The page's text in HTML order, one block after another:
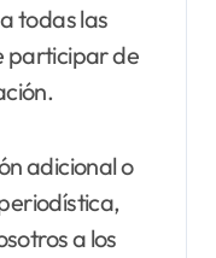
todas las
participar de
adicional o
a los